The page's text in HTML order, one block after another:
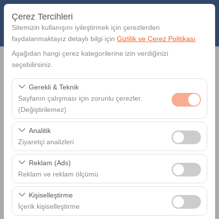
Çerez Tercihleri
Sitemizin kullanışını iyileştirmek için çerezlerden
faydalanmaktayız detaylı bilgi için Gizlilik ve Çerez Politikası
Aşağıdan hangi çerez kategorilerine izin verdiğinizi
seçebilirsiniz.
Gerekli & Teknik
Sayfanın çalışması için zorunlu çerezler.
(Değiştirilemez)
Bu çerezler sitenin doğru şekilde çalışması, güvenlik,
oturum yönetimi ve temel işlevler için gereklidir. Devre
dışı bırakılamaz.
Analitik
Ziyaretçi analizleri
Bu çerezler, sitemizin nasıl kullanıldığını (ziyaretçi sayısı,
en çok ziyaret edilen sayfalar, kullanıcı davranışları)
analiz etmemizi sağlar. Bu veriler, web sitesi
performansını ölçmek ve kullanıcı deneyimini sürekli
iyileştirmek için kullanılır.
Reklam (Ads)
Reklam ve reklam ölçümü
Bu çerezler, size ilgi alanlarınıza uygun kişiselleştirilmiş
reklamlar göstermemize ve reklam kampanyalarımızın
etkinliğini (gösterim sayısı, tıklama oranı) ölçmemize
Kişiselleştirme
İçerik kişiselleştirme
Araç Alış Yeri
Muğla Muğla Milas-Bodrum Havalimanı - BJV
Farklı yerde bırakmak istiyorum
Araç Teslim Tarihi